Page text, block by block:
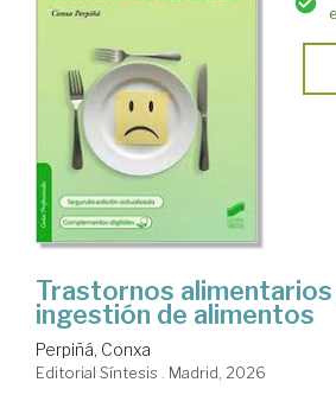
Trastornos alimentarios
ingestión de alimentos
Perpiñá, Conxa
Editorial Síntesis . Madrid, 2026